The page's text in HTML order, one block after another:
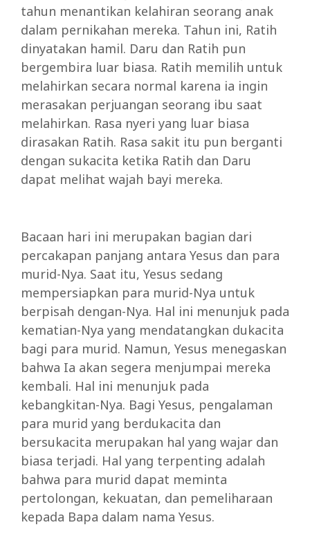
tahun menantikan kelahiran seorang anak
dalam pernikahan mereka. Tahun ini, Ratih
dinyatakan hamil. Daru dan Ratih pun
bergembira luar biasa. Ratih memilih untuk
melahirkan secara normal karena ia ingin
merasakan perjuangan seorang ibu saat
melahirkan. Rasa nyeri yang luar biasa
dirasakan Ratih. Rasa sakit itu pun berganti
dengan sukacita ketika Ratih dan Daru
dapat melihat wajah bayi mereka.
Bacaan hari ini merupakan bagian dari
percakapan panjang antara Yesus dan para
murid-Nya. Saat itu, Yesus sedang
mempersiapkan para murid-Nya untuk
berpisah dengan-Nya. Hal ini menunjuk pada
kematian-Nya yang mendatangkan dukacita
bagi para murid. Namun, Yesus menegaskan
bahwa Ia akan segera menjumpai mereka
kembali. Hal ini menunjuk pada
kebangkitan-Nya. Bagi Yesus, pengalaman
para murid yang berdukacita dan
bersukacita merupakan hal yang wajar dan
biasa terjadi. Hal yang terpenting adalah
bahwa para murid dapat meminta
pertolongan, kekuatan, dan pemeliharaan
kepada Bapa dalam nama Yesus.